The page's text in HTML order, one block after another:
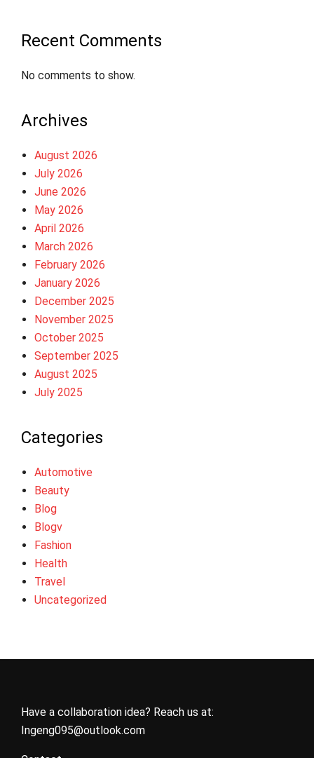
Recent Comments
No comments to show.
Archives
August 2026
July 2026
June 2026
May 2026
April 2026
March 2026
February 2026
January 2026
December 2025
November 2025
October 2025
September 2025
August 2025
July 2025
Categories
Automotive
Beauty
Blog
Blogv
Fashion
Health
Travel
Uncategorized
Have a collaboration idea? Reach us at:
Ingeng095@outlook.com